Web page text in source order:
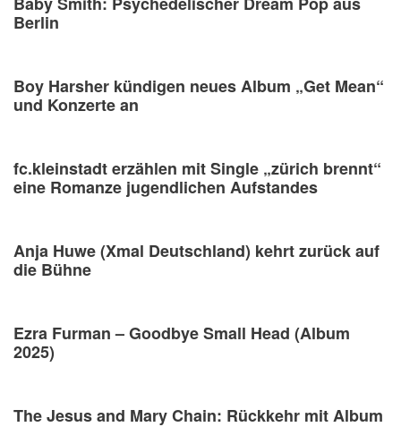
Berlin
Boy Harsher kündigen neues Album „Get Mean“
und Konzerte an
fc.kleinstadt erzählen mit Single „zürich brennt“
eine Romanze jugendlichen Aufstandes
Anja Huwe (Xmal Deutschland) kehrt zurück auf
die Bühne
Ezra Furman – Goodbye Small Head (Album
2025)
The Jesus and Mary Chain: Rückkehr mit Album